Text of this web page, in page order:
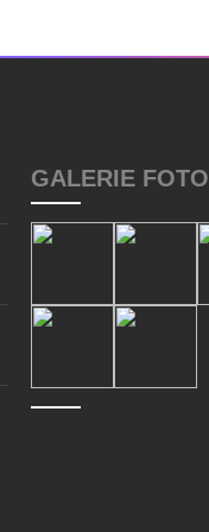
GALERIE FOTO